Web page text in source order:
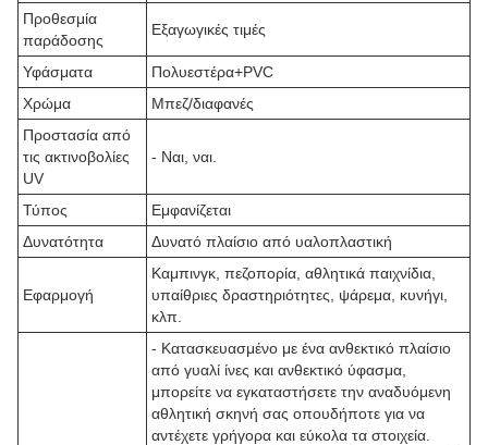
Προθεσμία
παράδοσης
Εξαγωγικές τιμές
Υφάσματα
Πολυεστέρα+PVC
Χρώμα
Μπεζ/διαφανές
Προστασία από
τις ακτινοβολίες
UV
- Ναι, ναι.
Τύπος
Εμφανίζεται
Δυνατότητα
Δυνατό πλαίσιο από υαλοπλαστική
Εφαρμογή
Καμπινγκ, πεζοπορία, αθλητικά παιχνίδια,
υπαίθριες δραστηριότητες, ψάρεμα, κυνήγι,
κλπ.
- Κατασκευασμένο με ένα ανθεκτικό πλαίσιο
από γυαλί ίνες και ανθεκτικό ύφασμα,
μπορείτε να εγκαταστήσετε την αναδυόμενη
αθλητική σκηνή σας οπουδήποτε για να
αντέχετε γρήγορα και εύκολα τα στοιχεία.